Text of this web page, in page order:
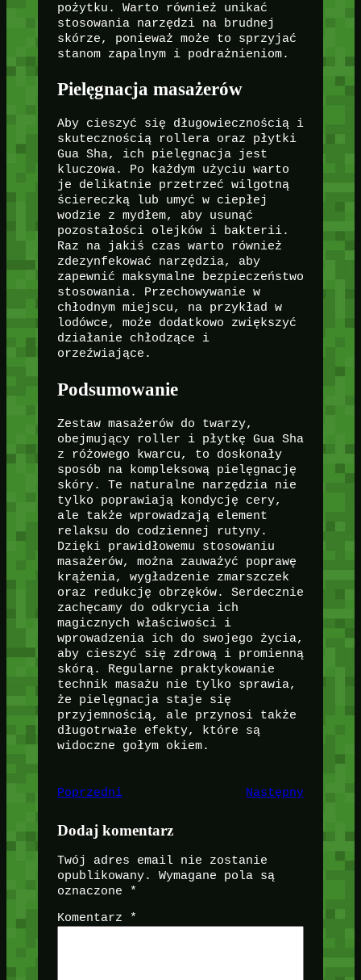
pożytku. Warto również unikać
stosowania narzędzi na brudnej
skórze, ponieważ może to sprzyjać
stanom zapalnym i podrażnieniom.
Pielęgnacja masażerów
Aby cieszyć się długowiecznością i
skutecznością rollera oraz płytki
Gua Sha, ich pielęgnacja jest
kluczowa. Po każdym użyciu warto
je delikatnie przetrzeć wilgotną
ściereczką lub umyć w ciepłej
wodzie z mydłem, aby usunąć
pozostałości olejków i bakterii.
Raz na jakiś czas warto również
zdezynfekować narzędzia, aby
zapewnić maksymalne bezpieczeństwo
stosowania. Przechowywanie w
chłodnym miejscu, na przykład w
lodówce, może dodatkowo zwiększyć
działanie chłodzące i
orzeźwiające.
Podsumowanie
Zestaw masażerów do twarzy,
obejmujący roller i płytkę Gua Sha
z różowego kwarcu, to doskonały
sposób na kompleksową pielęgnację
skóry. Te naturalne narzędzia nie
tylko poprawiają kondycję cery,
ale także wprowadzają element
relaksu do codziennej rutyny.
Dzięki prawidłowemu stosowaniu
masażerów, można zauważyć poprawę
krążenia, wygładzenie zmarszczek
oraz redukcję obrzęków. Serdecznie
zachęcamy do odkrycia ich
magicznych właściwości i
wprowadzenia ich do swojego życia,
aby cieszyć się zdrową i promienną
skórą. Regularne praktykowanie
technik masażu nie tylko sprawia,
że pielęgnacja staje się
przyjemnością, ale przynosi także
długotrwałe efekty, które są
widoczne gołym okiem.
Poprzedni Następny
Dodaj komentarz
Twój adres email nie zostanie
opublikowany.
Wymagane pola są
oznaczone
*
Komentarz *